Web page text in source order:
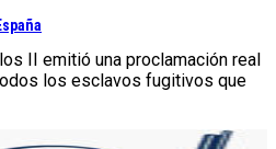
II emitió una proclamación real
los esclavos fugitivos que